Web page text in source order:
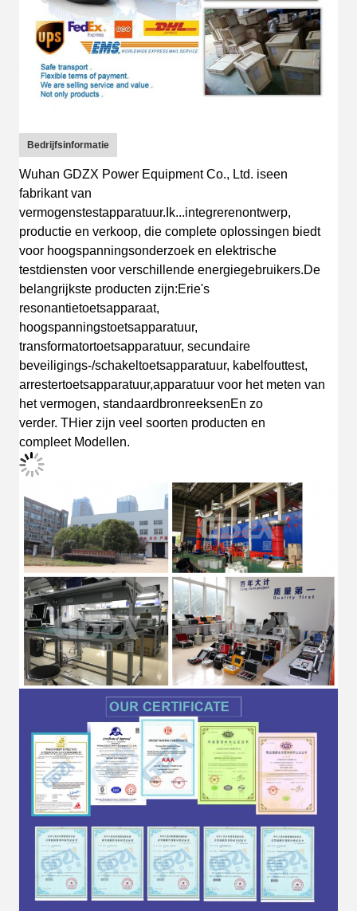
Bedrijfsinformatie
Wuhan GDZX Power Equipment Co., Ltd. iseen
fabrikant van
vermogenstestapparatuur. Ik...integrerenontwerp,
productie en verkoop, die complete oplossingen biedt
voor hoogspanningsonderzoek en elektrische
testdiensten voor verschillende energiegebruikers.De
belangrijkste producten zijn:Erie's
resonantietoetsapparaat,
hoogspanningstoetsapparatuur,
transformatortoetsapparatuur, secundaire
beveiligings-/schakeltoetsapparatuur, kabelfouttest,
arrestertoetsapparatuur,apparatuur voor het meten van
het vermogen, standaardbronreeksenEn zo
verder. THier zijn veel soorten producten en
compleet Modellen.